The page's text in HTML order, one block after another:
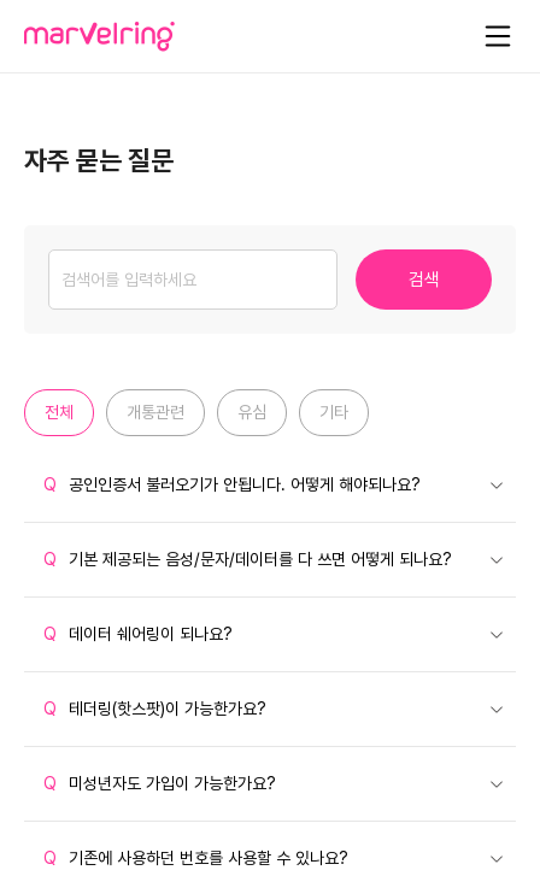
자주 묻는 질문
검색
전체 개통관련 유심 기타
Q 공인인증서 불러오기가 안됩니다. 어떻게 해야되나요?
Q 기본 제공되는 음성/문자/데이터를 다 쓰면 어떻게 되나요?
Q 데이터 쉐어링이 되나요?
Q 테더링(핫스팟)이 가능한가요?
Q 미성년자도 가입이 가능한가요?
Q 기존에 사용하던 번호를 사용할 수 있나요?